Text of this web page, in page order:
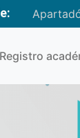
Registro